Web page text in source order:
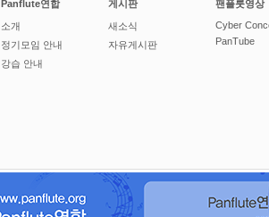
Panflute연합
소개
정기모임 안내
강습 안내
게시판
새소식
자유게시판
팬플룻영상
Cyber
PanTube